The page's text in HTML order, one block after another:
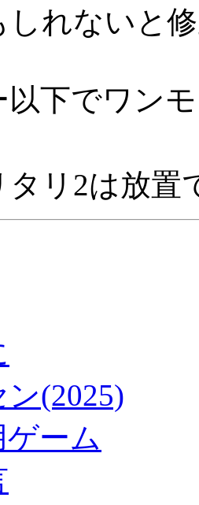
しれないと
以下でワン
タリ2は放置
(2025)
ーム